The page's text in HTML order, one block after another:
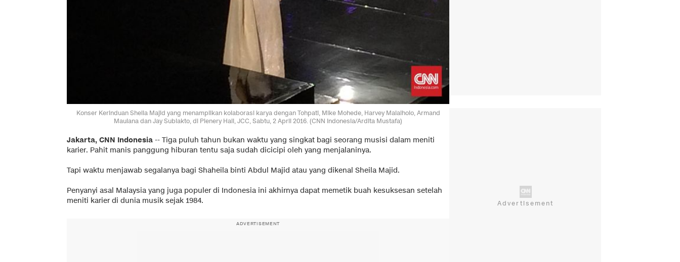
Konser Kerinduan Sheila Majid yang menampilkan kolaborasi karya dengan Tohpati, Mike Mohede, Harvey Malaiholo, Armand
Maulana dan Jay Subiakto, di Plenery Hall, JCC, Sabtu, 2 April 2016. (CNN Indonesia/Ardita Mustafa)
Jakarta, CNN Indonesia -- Tiga puluh tahun bukan waktu yang singkat bagi seorang musisi dalam meniti
karier. Pahit manis panggung hiburan tentu saja sudah dicicipi oleh yang menjalaninya.
Tapi waktu menjawab segalanya bagi Shaheila binti Abdul Majid atau yang dikenal Sheila Majid.
Penyanyi asal Malaysia yang juga populer di Indonesia ini akhirnya dapat memetik buah kesuksesan setelah
meniti karier di dunia musik sejak 1984.
ADVERTISEMENT